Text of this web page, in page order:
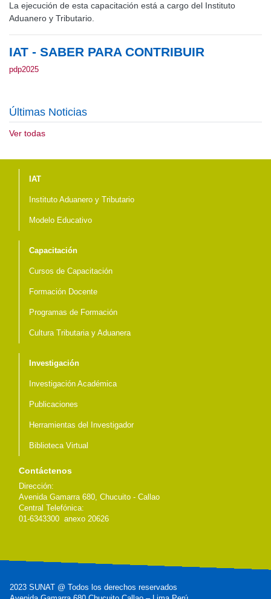
La ejecución de esta capacitación está a cargo del Instituto
Aduanero y Tributario.
IAT - SABER PARA CONTRIBUIR
pdp2025
Últimas Noticias
Ver todas
Menú del pie
IAT
Instituto Aduanero y Tributario
Modelo Educativo
Capacitación
Cursos de Capacitación
Formación Docente
Programas de Formación
Cultura Tributaria y Aduanera
Investigación
Investigación Académica
Publicaciones
Herramientas del Investigador
Biblioteca Virtual
Contáctenos
Dirección:
Avenida Gamarra 680, Chucuito - Callao
Central Telefónica:
01-6343300 anexo 20626
2023 SUNAT @ Todos los derechos reservados